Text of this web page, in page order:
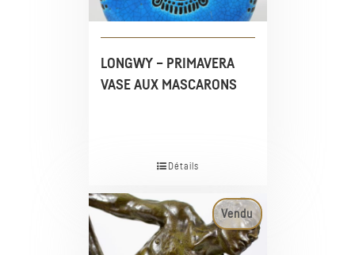
LONGWY – PRIMAVERA
VASE AUX MASCARONS
Détails
Vendu